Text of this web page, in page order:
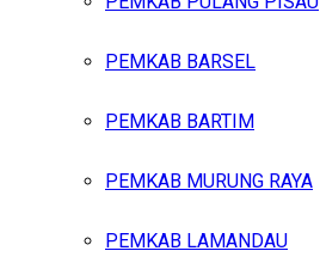
Jumat, Agustus 7, 2026
PEMKAB BARSEL
PEMKAB BARTIM
PEMKAB MURUNG RAYA
PEMKAB LAMANDAU